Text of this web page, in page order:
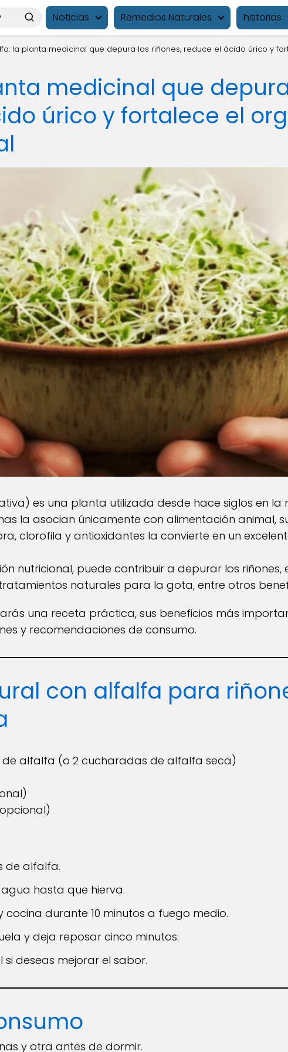
Noticias Remedios Naturales historias
la planta medicinal que depura los riñones, reduce el ácido úrico y
medicinal que
úrico y fortalece el
es una planta utilizada desde hace siglos en la
la asocian únicamente con alimentación animal,
clorofila y antioxidantes la convierte en un
nutricional, puede contribuir a depurar los riñones,
naturales para la gota, entre otros
una receta práctica, sus beneficios más
y recomendaciones de consumo.
con alfalfa para
de alfalfa (o 2 cucharadas de alfalfa seca)
de alfalfa.
hasta que hierva.
durante 10 minutos a fuego medio.
y deja reposar cinco minutos.
si deseas mejorar el sabor.
y otra antes de dormir.